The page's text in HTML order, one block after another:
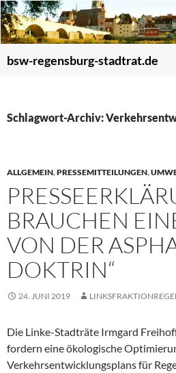
Zum
Inhalt
springen
bsw-regensburg-stadtrat.de
Schlagwort-Archiv:
ALLGEMEIN,PRESSEMITTEILUNGEN,
BRAUCHEN
VON DER
DOKTRIN“
24. JUNI 2019
Die Linke-Stadträte Irmgard
fordern eine ökologische
Verkehrsentwicklungsplans für